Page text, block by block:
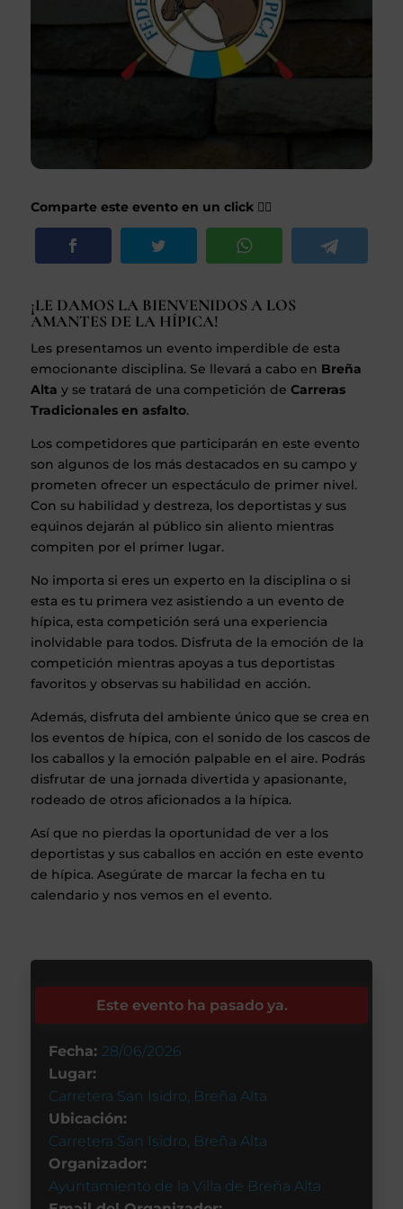
Comparte este evento en un click 👇🏽
¡LE DAMOS LA BIENVENIDOS A LOS
AMANTES DE LA HÍPICA!
Les presentamos un evento imperdible de esta
emocionante disciplina. Se llevará a cabo en Breña
Alta y se tratará de una competición de Carreras
Tradicionales en asfalto.
Los competidores que participarán en este evento
son algunos de los más destacados en su campo y
prometen ofrecer un espectáculo de primer nivel.
Con su habilidad y destreza, los deportistas y sus
equinos dejarán al público sin aliento mientras
compiten por el primer lugar.
No importa si eres un experto en la disciplina o si
esta es tu primera vez asistiendo a un evento de
hípica, esta competición será una experiencia
inolvidable para todos. Disfruta de la emoción de la
competición mientras apoyas a tus deportistas
favoritos y observas su habilidad en acción.
Además, disfruta del ambiente único que se crea en
los eventos de hípica, con el sonido de los cascos de
los caballos y la emoción palpable en el aire. Podrás
disfrutar de una jornada divertida y apasionante,
rodeado de otros aficionados a la hípica.
Así que no pierdas la oportunidad de ver a los
deportistas y sus caballos en acción en este evento
de hípica. Asegúrate de marcar la fecha en tu
calendario y nos vemos en el evento.
Este evento ha pasado ya.
Fecha: 28/06/2026
Lugar:
Carretera San Isidro, Breña Alta
Ubicación:
Carretera San Isidro, Breña Alta
Organizador:
Ayuntamiento de la Villa de Breña Alta